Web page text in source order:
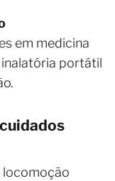
em medicina
inalatória portátil
locomoção